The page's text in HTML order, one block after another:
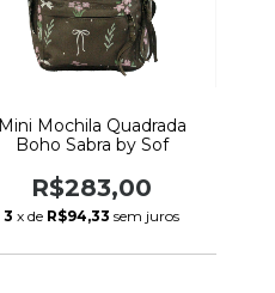
Mini Mochila Quadrada
Boho Sabra by Sof
R$283,00
3 x de R$94,33 sem juros